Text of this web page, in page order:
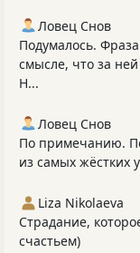
Ловец Снов
Подумалось.
смысле, что за
Н...
Ловец Снов
По примечанию.
из самых жёстких
Liza Nikolaeva
Страдание,
счастьем)